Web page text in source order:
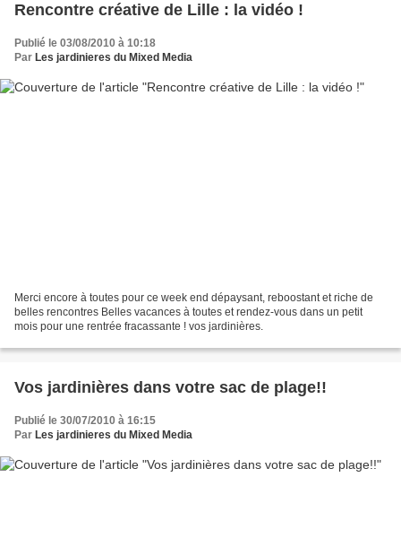
Rencontre créative de Lille : la vidéo !
Publié le 03/08/2010 à 10:18
Par Les jardinieres du Mixed Media
Merci encore à toutes pour ce week end dépaysant, reboostant et riche de
belles rencontres Belles vacances à toutes et rendez-vous dans un petit
mois pour une rentrée fracassante ! vos jardinières.
Vos jardinières dans votre sac de plage!!
Publié le 30/07/2010 à 16:15
Par Les jardinieres du Mixed Media